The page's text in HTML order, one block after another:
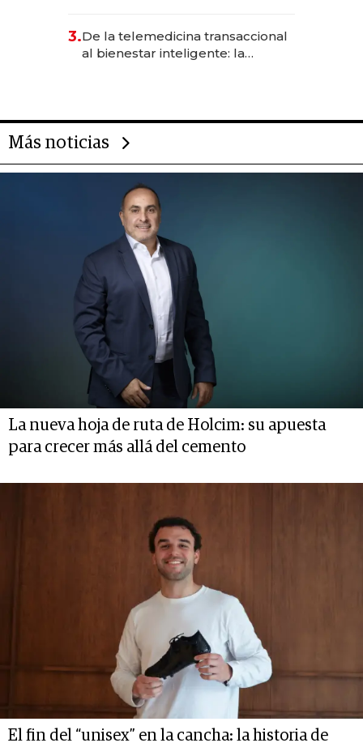
las marcas "fast premium"
3.De la telemedicina transaccional
al bienestar inteligente: la
Más noticias
La nueva hoja de ruta de Holcim: su apuesta
para crecer más allá del cemento
El fin del “unisex” en la cancha: la historia de